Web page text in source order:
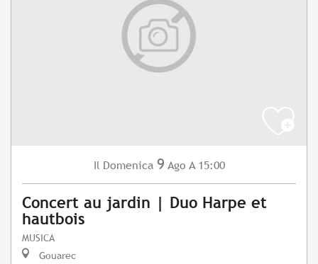
Il Domenica 9 Ago A 15:00
Concert au jardin | Duo Harpe et
hautbois
MUSICA
Gouarec